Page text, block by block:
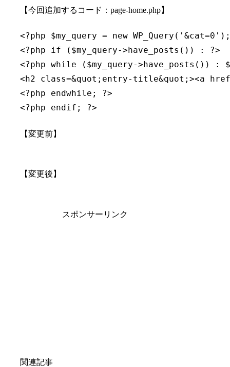
【今回追加するコード：page-home.php】
<?php $my_query = new
<?php if ($my_query->have_posts()) :
<?php while ($my_query->have_posts())
<h2 class=&quot;entry-title&quot;><a
<?php endwhile; ?>
【変更前】
【変更後】
スポンサーリンク
関連記事